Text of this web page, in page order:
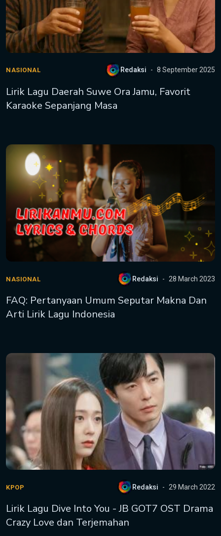
NASIONAL Redaksi 8 September 2025
Lirik Lagu Daerah Suwe Ora Jamu, Favorit
Karaoke Sepanjang Masa
NASIONAL Redaksi 28 March 2023
FAQ: Pertanyaan Umum Seputar Makna Dan
Arti Lirik Lagu Indonesia
KPOP Redaksi 29 March 2022
Lirik Lagu Dive Into You - JB GOT7 OST Drama
Crazy Love dan Terjemahan